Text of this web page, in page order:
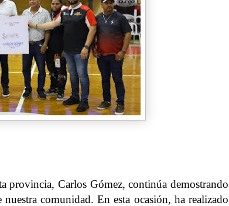
provincia, Carlos Gómez, continúa demostrando
comunidad. En esta ocasión, ha realizado